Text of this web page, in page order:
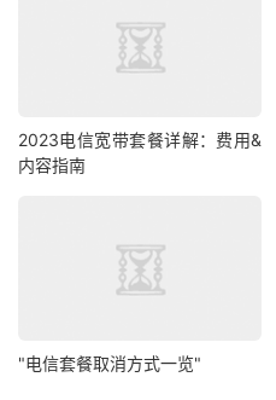
2023电信宽带套餐详解：费用&
内容指南
"电信套餐取消方式一览"